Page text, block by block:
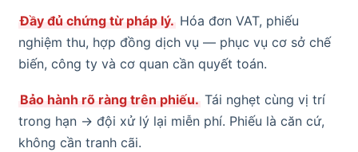
Đầy đủ chứng từ pháp lý. Hóa đơn VAT, phiếu
nghiệm thu, hợp đồng dịch vụ — phục vụ cơ sở chế
biến, công ty và cơ quan cần quyết toán.
Bảo hành rõ ràng trên phiếu. Tái nghẹt cùng vị trí
trong hạn → đội xử lý lại miễn phí. Phiếu là căn cứ,
không cần tranh cãi.